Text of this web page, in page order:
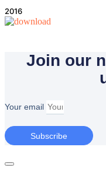
2016
Join our
Your email
Subscribe